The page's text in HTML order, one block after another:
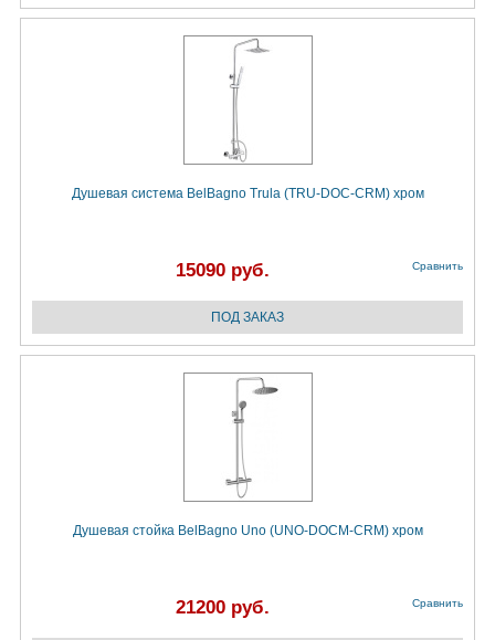
Душевая система BelBagno Trula (TRU-DOC-CRM) хром
15090 руб. Сравнить
Душевая стойка BelBagno Uno (UNO-DOCM-CRM) хром
21200 руб. Сравнить